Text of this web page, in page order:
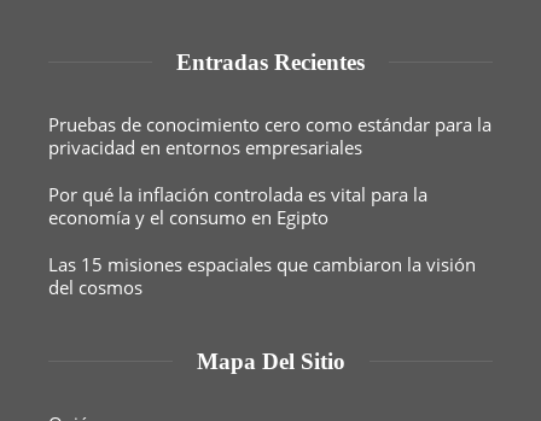
Entradas Recientes
Pruebas de conocimiento cero como estándar para la
privacidad en entornos empresariales
Por qué la inflación controlada es vital para la
economía y el consumo en Egipto
Las 15 misiones espaciales que cambiaron la visión
del cosmos
Mapa Del Sitio